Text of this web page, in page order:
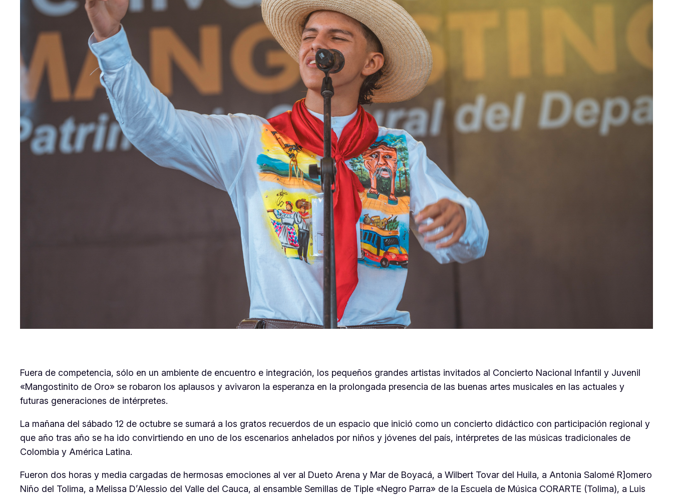
Fuera de competencia, sólo en un ambiente de encuentro e integración, los pequeños grandes artistas invitados al Concierto Nacional Infantil y Juvenil
«Mangostinito de Oro» se robaron los aplausos y avivaron la esperanza en la prolongada presencia de las buenas artes musicales en las actuales y
futuras generaciones de intérpretes.
La mañana del sábado 12 de octubre se sumará a los gratos recuerdos de un espacio que inició como un concierto didáctico con participación regional y
que año tras año se ha ido convirtiendo en uno de los escenarios anhelados por niños y jóvenes del país, intérpretes de las músicas tradicionales de
Colombia y América Latina.
Fueron dos horas y media cargadas de hermosas emociones al ver al Dueto Arena y Mar de Boyacá, a Wilbert Tovar del Huila, a Antonia Salomé R]omero
Niño del Tolima, a Melissa D’Alessio del Valle del Cauca, al ensamble Semillas de Tiple «Negro Parra» de la Escuela de Música CORARTE (Tolima), a Luis